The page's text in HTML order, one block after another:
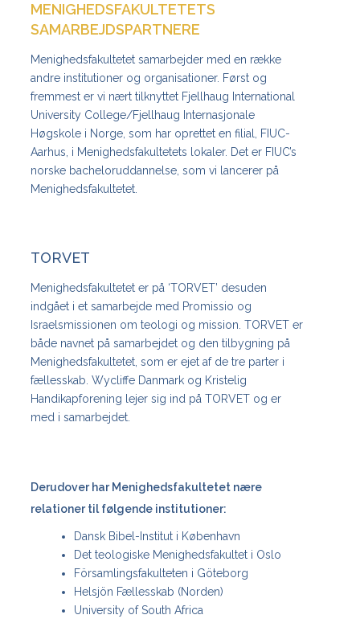
MENIGHEDSFAKULTETETS
SAMARBEJDSPARTNERE
Menighedsfakultetet samarbejder med en række
andre institutioner og organisationer. Først og
fremmest er vi nært tilknyttet Fjellhaug International
University College/Fjellhaug Internasjonale
Høgskole i Norge, som har oprettet en filial, FIUC-
Aarhus, i Menighedsfakultetets lokaler. Det er FIUC’s
norske bacheloruddannelse, som vi lancerer på
Menighedsfakultetet.
TORVET
Menighedsfakultetet er på ‘TORVET’ desuden
indgået i et samarbejde med Promissio og
Israelsmissionen om teologi og mission. TORVET er
både navnet på samarbejdet og den tilbygning på
Menighedsfakultetet, som er ejet af de tre parter i
fællesskab. Wycliffe Danmark og Kristelig
Handikapforening lejer sig ind på TORVET og er
med i samarbejdet.
Derudover har Menighedsfakultetet nære
relationer til følgende institutioner:
Dansk Bibel-Institut i København
Det teologiske Menighedsfakultet i Oslo
Församlingsfakulteten i Göteborg
Helsjön Fællesskab (Norden)
University of South Africa